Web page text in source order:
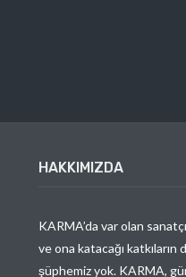
HAKKIMIZDA
KARMA’da var olan
ve ona katacağı katkıların
şüphemiz yok. KARMA,